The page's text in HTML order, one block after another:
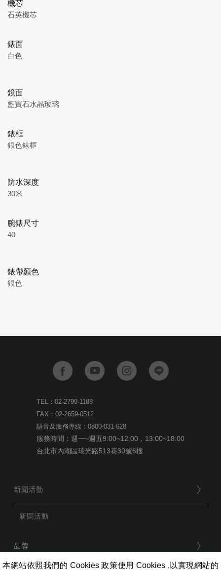
機芯
石英機芯
錶面
白色
鏡面
藍寶石水晶玻璃
錶框
銀色錶框
防水深度
30米
腕錶尺寸
40
錶帶顏色
銀色
TEL：02-2799-1188
FAX：02-2659-0512
語音及服務專線：0800-031-628
服務時間：週一~週五9:00~12:00，13:00~18:00
台北市內湖區瑞光路513巷30號6樓
新聞活動
新聞活動
品牌
本網站依照我們的 Cookies 政策使用 Cookies ,以實現網站的